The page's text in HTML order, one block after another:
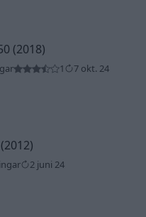
(2018)
1 7 okt. 24
2 juni 24